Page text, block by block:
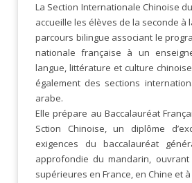
La Section Internationale Chinoise
accueille les élèves de la seconde à
parcours bilingue associant le
nationale française à un
langue, littérature et culture
également des sections
arabe.
Elle prépare au Baccalauréat
Sction Chinoise, un diplôme
exigences du baccalauréat
approfondie du mandarin, ouvrant
supérieures en France, en Chine et